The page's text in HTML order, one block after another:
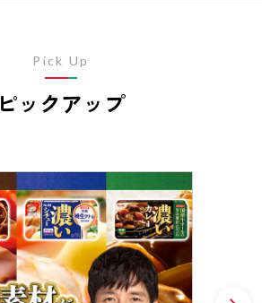
ピックアップ
Pick Up